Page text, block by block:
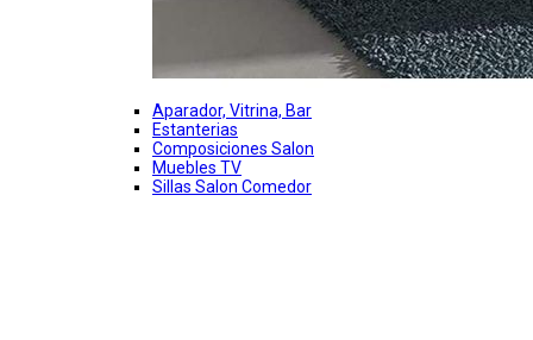
Aparador, Vitrina, Bar
Estanterias
Composiciones Salon
Muebles TV
Sillas Salon Comedor